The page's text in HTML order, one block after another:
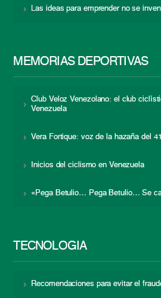
Las ideas para emprender no se
MEMORIAS DEPORTIVAS
Club Veloz Venezolano: el club
Venezuela
Vera Fortique: voz de la hazaña del 41
Inicios del ciclismo en Venezuela
«Pega Betulio… Pega Betulio… Se
TECNOLOGÍA
Recomendaciones para evitar el